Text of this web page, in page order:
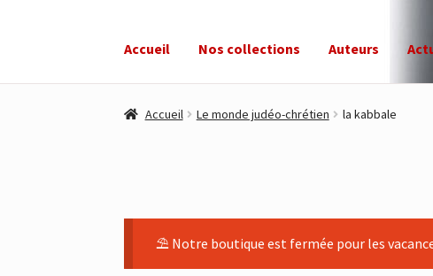
Accueil Nos collections Auteurs
Accueil Le monde judéo-chrétien la kabbale
⛱ Notre boutique est fermée pour les